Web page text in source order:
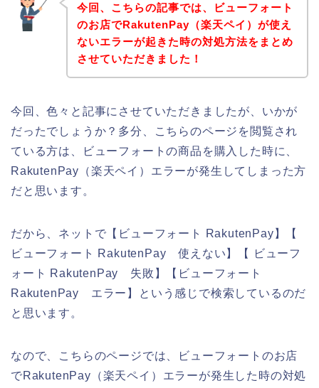
今回、こちらの記事では、ビューフォート
のお店でRakutenPay（楽天ペイ）が使え
ないエラーが起きた時の対処方法をまとめ
させていただきました！
今回、色々と記事にさせていただきましたが、いかが
だったでしょうか？多分、こちらのページを閲覧され
ている方は、ビューフォートの商品を購入した時に、
RakutenPay（楽天ペイ）エラーが発生してしまった方
だと思います。
だから、ネットで【ビューフォート RakutenPay】【
ビューフォート RakutenPay 使えない】【 ビューフ
ォート RakutenPay 失敗】【ビューフォート
RakutenPay エラー】という感じで検索しているのだ
と思います。
なので、こちらのページでは、ビューフォートのお店
でRakutenPay（楽天ペイ）エラーが発生した時の対処